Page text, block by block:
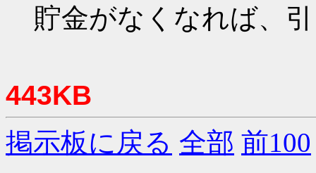
貯金がなくなれば、
443KB
掲示板に戻る 全部 前100